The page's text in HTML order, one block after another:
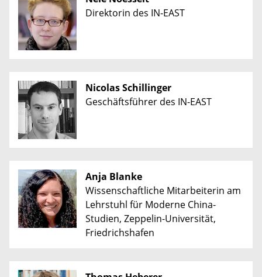
Direktorin des IN-EAST
Nicolas Schillinger
Geschäftsführer des IN-EAST
Anja Blanke
Wissenschaftliche Mitarbeiterin am
Lehrstuhl für Moderne China-
Studien, Zeppelin-Universität,
Friedrichshafen